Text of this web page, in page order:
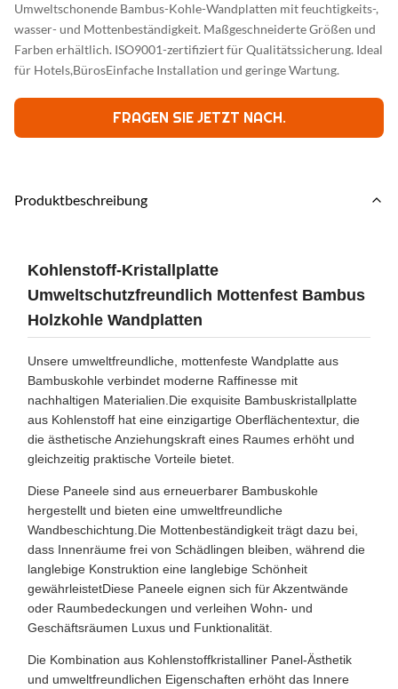
Umweltschonende Bambus-Kohle-Wandplatten mit feuchtigkeits-,
wasser- und Mottenbeständigkeit. Maßgeschneiderte Größen und
Farben erhältlich. ISO9001-zertifiziert für Qualitätssicherung. Ideal
für Hotels,BürosEinfache Installation und geringe Wartung.
FRAGEN SIE JETZT NACH.
Produktbeschreibung
Kohlenstoff-Kristallplatte
Umweltschutzfreundlich Mottenfest Bambus
Holzkohle Wandplatten
Unsere umweltfreundliche, mottenfeste Wandplatte aus
Bambuskohle verbindet moderne Raffinesse mit
nachhaltigen Materialien.Die exquisite Bambuskristallplatte
aus Kohlenstoff hat eine einzigartige Oberflächentextur, die
die ästhetische Anziehungskraft eines Raumes erhöht und
gleichzeitig praktische Vorteile bietet.
Diese Paneele sind aus erneuerbarer Bambuskohle
hergestellt und bieten eine umweltfreundliche
Wandbeschichtung.Die Mottenbeständigkeit trägt dazu bei,
dass Innenräume frei von Schädlingen bleiben, während die
langlebige Konstruktion eine langlebige Schönheit
gewährleistetDiese Paneele eignen sich für Akzentwände
oder Raumbedeckungen und verleihen Wohn- und
Geschäftsräumen Luxus und Funktionalität.
Die Kombination aus Kohlenstoffkristalliner Panel-Ästhetik
und umweltfreundlichen Eigenschaften erhöht das Innere